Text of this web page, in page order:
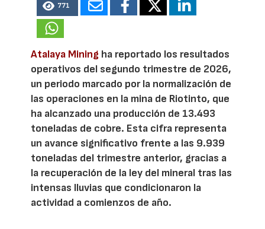
771
Atalaya Mining ha reportado los resultados
operativos del segundo trimestre de 2026,
un periodo marcado por la normalización de
las operaciones en la mina de Riotinto, que
ha alcanzado una producción de 13.493
toneladas de cobre. Esta cifra representa
un avance significativo frente a las 9.939
toneladas del trimestre anterior, gracias a
la recuperación de la ley del mineral tras las
intensas lluvias que condicionaron la
actividad a comienzos de año.